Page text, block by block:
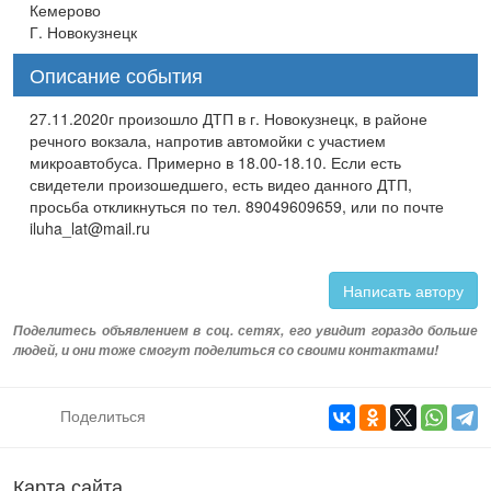
Кемерово
Г. Новокузнецк
Описание события
27.11.2020г произошло ДТП в г. Новокузнецк, в районе
речного вокзала, напротив автомойки с участием
микроавтобуса. Примерно в 18.00-18.10. Если есть
свидетели произошедшего, есть видео данного ДТП,
просьба откликнуться по тел. 89049609659, или по почте
iluha_lat@mail.ru
Написать автору
Поделитесь объявлением в соц. сетях, его увидит гораздо больше
людей, и они тоже смогут поделиться со своими контактами!
Поделиться